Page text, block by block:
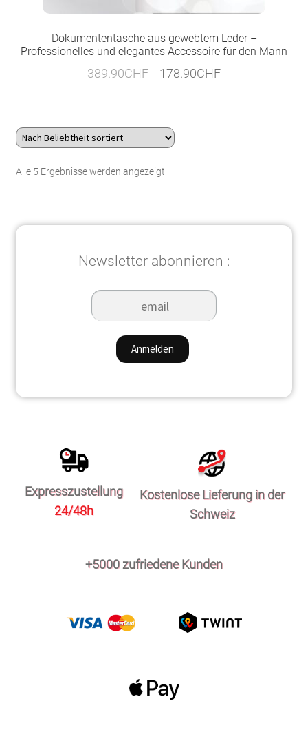
Dokumententasche aus gewebtem Leder –
Professionelles und elegantes Accessoire für den Mann
389.90CHF
Ursprünglicher
389.90CHF
178.90CHFAktueller
Alle 5 Ergebnisse werden angezeigtNach
Newsletter abonnieren :
Expresszustellung
24/48h
Kostenlose Lieferung in der
Schweiz
+5000 zufriedene Kunden